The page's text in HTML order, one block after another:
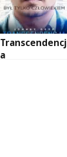
Transcendencj
a